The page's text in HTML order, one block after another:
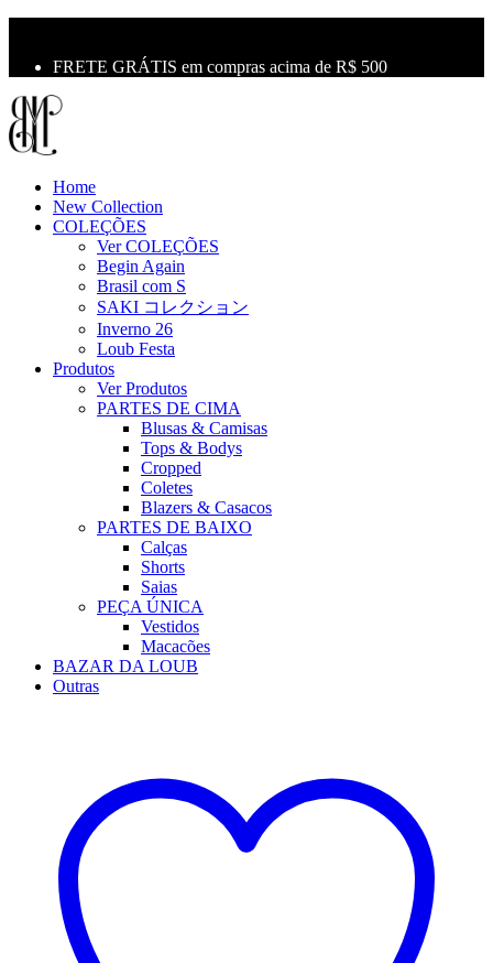
FRETE GRÁTIS em compras acima de R$ 500
Home
New Collection
COLEÇÕES
Ver COLEÇÕES
Begin Again
Brasil com S
SAKI コレクション
Inverno 26
Loub Festa
Produtos
Ver Produtos
PARTES DE CIMA
Blusas & Camisas
Tops & Bodys
Cropped
Coletes
Blazers & Casacos
PARTES DE BAIXO
Calças
Shorts
Saias
PEÇA ÚNICA
Vestidos
Macacões
BAZAR DA LOUB
Outras